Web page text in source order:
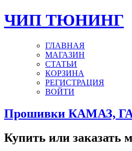
ЧИП ТЮНИНГ
ГЛАВНАЯ
МАГАЗИН
СТАТЬИ
КОРЗИНА
РЕГИСТРАЦИЯ
ВОЙТИ
Прошивки КАМАЗ,
Купить или